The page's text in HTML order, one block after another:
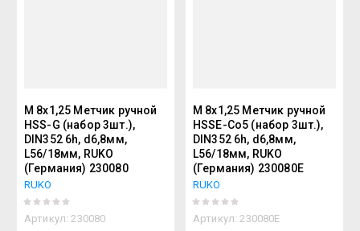
М 8х1,25 Метчик ручной
HSS-G (набор 3шт.),
DIN352 6h, d6,8мм,
L56/18мм, RUKO
(Германия) 230080
RUKO
Артикул: 230080
М 8х1,25 Метчик ручной
HSSE-Co5 (набор 3шт.),
DIN352 6h, d6,8мм,
L56/18мм, RUKO
(Германия) 230080E
RUKO
Артикул: 230080E